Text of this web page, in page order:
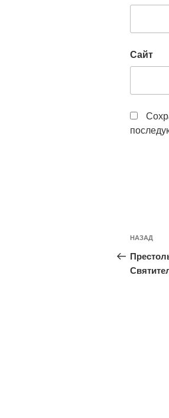
Сайт
по
запись:
НАЗАД